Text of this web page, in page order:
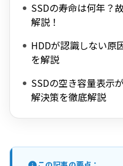
SSDの寿命は何年？
解説！
HDDが認識しない原
を解説
SSDの空き容量表示
解決策を徹底解説